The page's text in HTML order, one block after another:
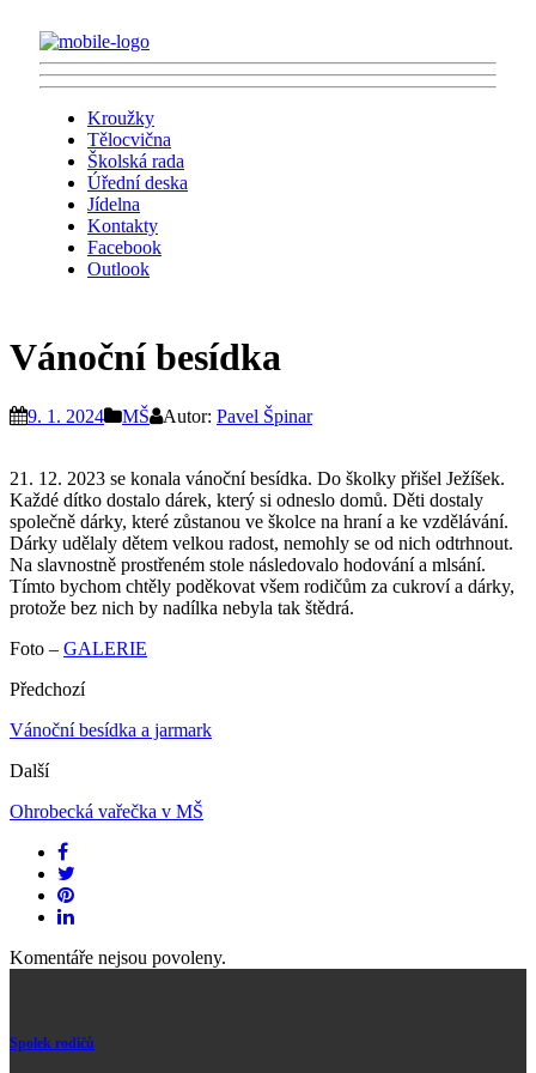
Kroužky
Tělocvična
Školská rada
Úřední deska
Jídelna
Kontakty
Facebook
Outlook
Vánoční besídka
9. 1. 2024 MŠ Autor: Pavel Špinar
21. 12. 2023 se konala vánoční besídka. Do školky přišel Ježíšek.
Každé dítko dostalo dárek, který si odneslo domů. Děti dostaly
společně dárky, které zůstanou ve školce na hraní a ke vzdělávání.
Dárky udělaly dětem velkou radost, nemohly se od nich odtrhnout.
Na slavnostně prostřeném stole následovalo hodování a mlsání.
Tímto bychom chtěly poděkovat všem rodičům za cukroví a dárky,
protože bez nich by nadílka nebyla tak štědrá.
Foto – GALERIE
Předchozí
Vánoční besídka a jarmark
Další
Ohrobecká vařečka v MŠ
Komentáře nejsou povoleny.
Spolek rodičů